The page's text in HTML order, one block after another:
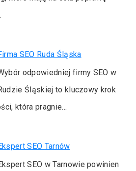
SEO Ruda Śląska
odpowiedniej firmy SEO w
Śląskiej to kluczowy krok
która pragnie…
SEO Tarnów
SEO w Tarnowie powinien